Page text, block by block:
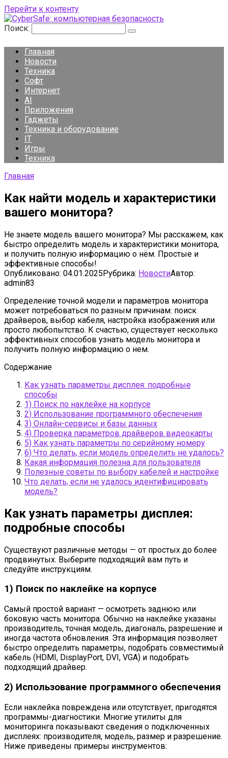
Перейти к контенту
Поиск:
Главная
Новости
Техника
Софт
Интернет
AI
Приложения
Гаджеты
Техника и оборудование
IT
Игры
Техника
Главная
Как найти модель и характеристики
вашего монитора?
Не знаете модель вашего монитора? Мы расскажем, как
быстро определить модель и характеристики монитора,
и получить полную информацию о нём. Простые и
эффективные способы!
Опубликовано: 04.01.2025Рубрика: НовостиАвтор:
admin83
Определение точной модели и параметров монитора
может потребоваться по разным причинам: поиск
драйверов, выбор кабеля, настройка изображения или
просто любопытство. К счастью, существует несколько
эффективных способов узнать модель монитора и
получить полную информацию о нем.
Содержание
Как узнать параметры дисплея: подробные
способы
1) Поиск по наклейке на корпусе
2) Использование программного обеспечения
3) Онлайн-сервисы и базы данных
4) Проверка параметров драйверов видеокарты
5) Как узнать параметры по серийному номеру
6) Что делать, если модель определить не удалось?
Какая информация полезна для пользователя
Полезные советы по выбору кабелей и настройке
Что делать, если не удалось идентифицировать
модель?
Как узнать параметры дисплея:
подробные способы
Существуют различные методы — от простых до более
продвинутых. Выберите подходящий вам путь и
следуйте инструкциям.
1) Поиск по наклейке на корпусе
Самый простой вариант — осмотреть заднюю или
боковую часть монитора. Обычно на наклейке указаны
производитель, точная модель, диагональ, разрешение и
иногда частота обновления. Эта информация позволяет
быстро определить параметры, подобрать совместимый
кабель (HDMI, DisplayPort, DVI, VGA) и подобрать
подходящий драйвер.
2) Использование программного обеспечения
Если наклейка повреждена или отсутствует, пригодятся
программы-диагностики. Многие утилиты для
мониторинга показывают сведения о подключенных
дисплеях: производителя, модель, размер и разрешение.
Ниже приведены примеры инструментов: